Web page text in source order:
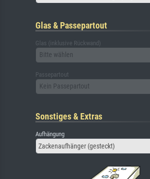
Glas & Passepartout
Glas (inklusive Rückwand)
Bitte wählen
Passepartout
Kein Passepartout
Sonstiges & Extras
Aufhängung
Zackenaufhänger (gesteckt)